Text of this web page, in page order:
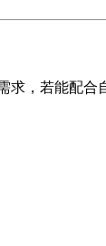
求，若能配合